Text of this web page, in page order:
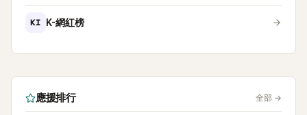
KI K-網紅榜
應援排行 全部 →